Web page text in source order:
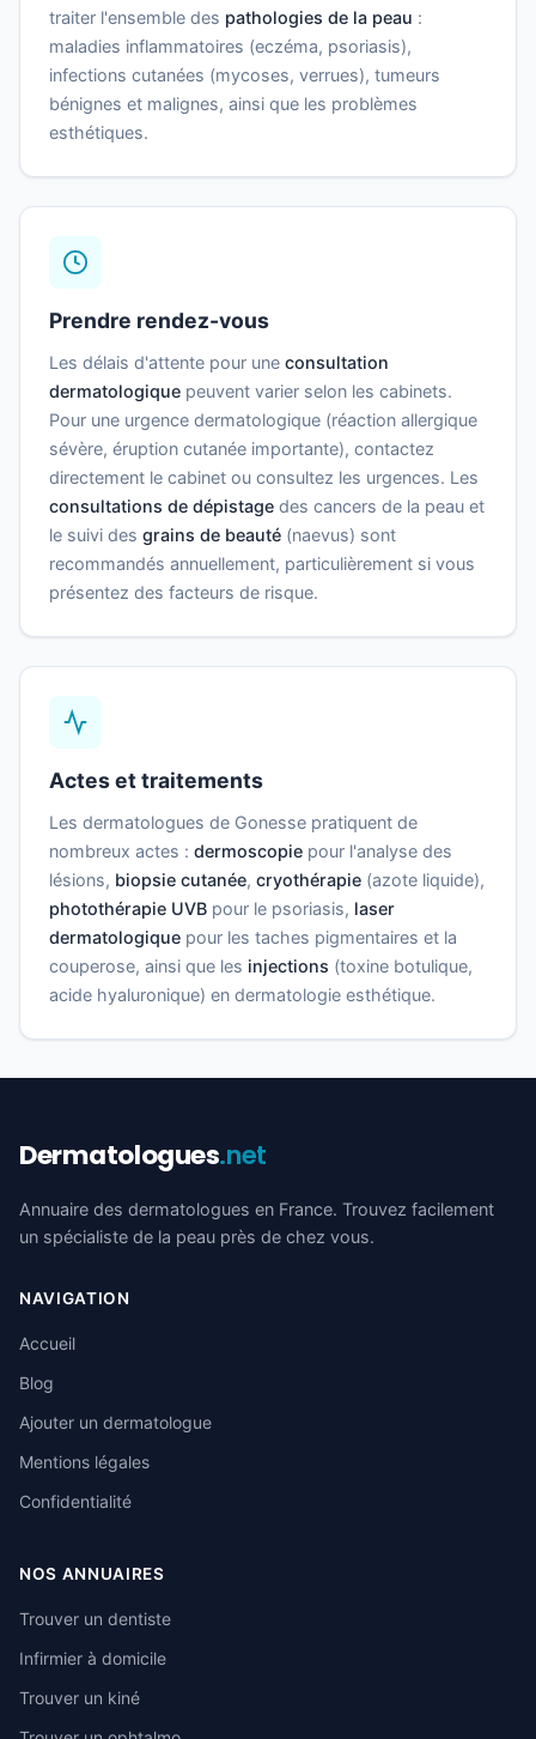
traiter l'ensemble des pathologies de la peau :
maladies inflammatoires (eczéma, psoriasis),
infections cutanées (mycoses, verrues), tumeurs
bénignes et malignes, ainsi que les problèmes
esthétiques.
Prendre rendez-vous
Les délais d'attente pour une consultation
dermatologique peuvent varier selon les cabinets.
Pour une urgence dermatologique (réaction allergique
sévère, éruption cutanée importante), contactez
directement le cabinet ou consultez les urgences. Les
consultations de dépistage des cancers de la peau et
le suivi des grains de beauté (naevus) sont
recommandés annuellement, particulièrement si vous
présentez des facteurs de risque.
Actes et traitements
Les dermatologues de Gonesse pratiquent de
nombreux actes : dermoscopie pour l'analyse des
lésions, biopsie cutanée, cryothérapie (azote liquide),
photothérapie UVB pour le psoriasis, laser
dermatologique pour les taches pigmentaires et la
couperose, ainsi que les injections (toxine botulique,
acide hyaluronique) en dermatologie esthétique.
Dermatologues.net
Annuaire des dermatologues en France. Trouvez facilement
un spécialiste de la peau près de chez vous.
NAVIGATION
Accueil
Blog
Ajouter un dermatologue
Mentions légales
Confidentialité
NOS ANNUAIRES
Trouver un dentiste
Infirmier à domicile
Trouver un kiné